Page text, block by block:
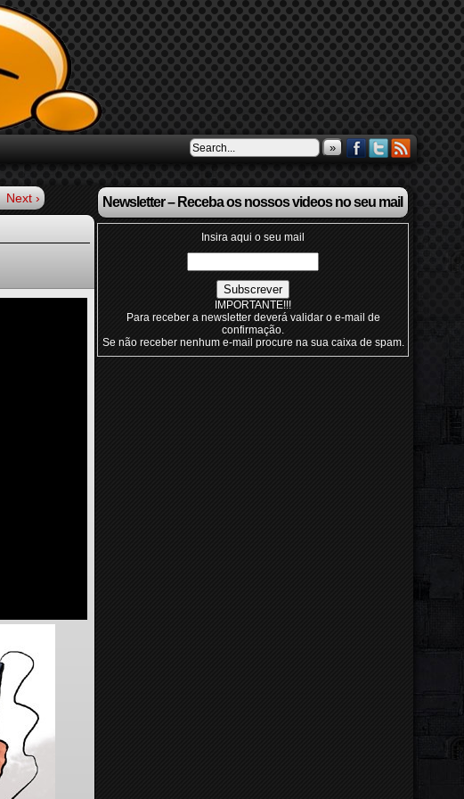
»
Next › Newsletter – Receba os nossos videos no seu mail
Insira aqui o seu mail
IMPORTANTE!!!
Para receber a newsletter deverá validar o e-mail de
confirmação.
Se não receber nenhum e-mail procure na sua caixa de spam.